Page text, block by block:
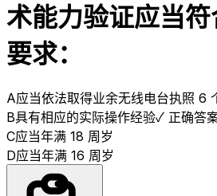
术能力验证应当
要求：
A应当依法取得业余无线电台执照 6
B具有相应的实际操作经验✓ 正确答
C应当年满 18 周岁
D应当年满 16 周岁